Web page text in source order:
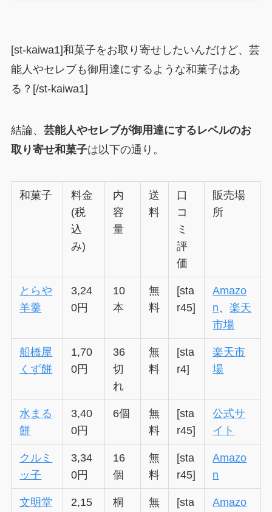
[st-kaiwa1]和菓子をお取り寄せしたいんだけど、芸
能人やセレブも御用達にするような和菓子はあ
る？[/st-kaiwa1]
結論、 芸能人やセレブが御用達にするレベルのお
取り寄せ和菓子は以下の通り。
和菓子
料金
(税
込
み)
内
容
量
送
料
口
コ
ミ
評
価
販売場
所
とらや
羊羹
3,24
0円
10
本
無
料
[sta
r45]
Amazo
n、楽天
市場
船橋屋
くず餅
1,70
0円
36
切
れ
無
料
[sta
r4]
楽天市
場
水まる
餅
3,40
0円
6個
無
料
[sta
r45]
公式サ
イト
クルミ
ッ子
3,34
0円
16
個
無
料
[sta
r45]
Amazo
n
文明堂
2,15
桐
無
[sta
Amazo